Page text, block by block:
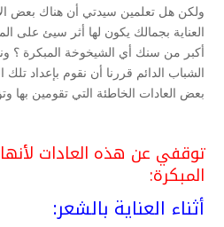
ولكن هل تعلمين سيدتي أن هناك بعض
العناية بجمالك يكون لها أثر سيئ على
أكبر من سنك أي الشيخوخة المبكرة ؟
الشباب الدائم قررنا أن نقوم بإعداد
بعض العادات الخاطئة التي تقومين بها
توقفي عن هذه العادات
المبكرة:
أثناء العناية بالشعر: